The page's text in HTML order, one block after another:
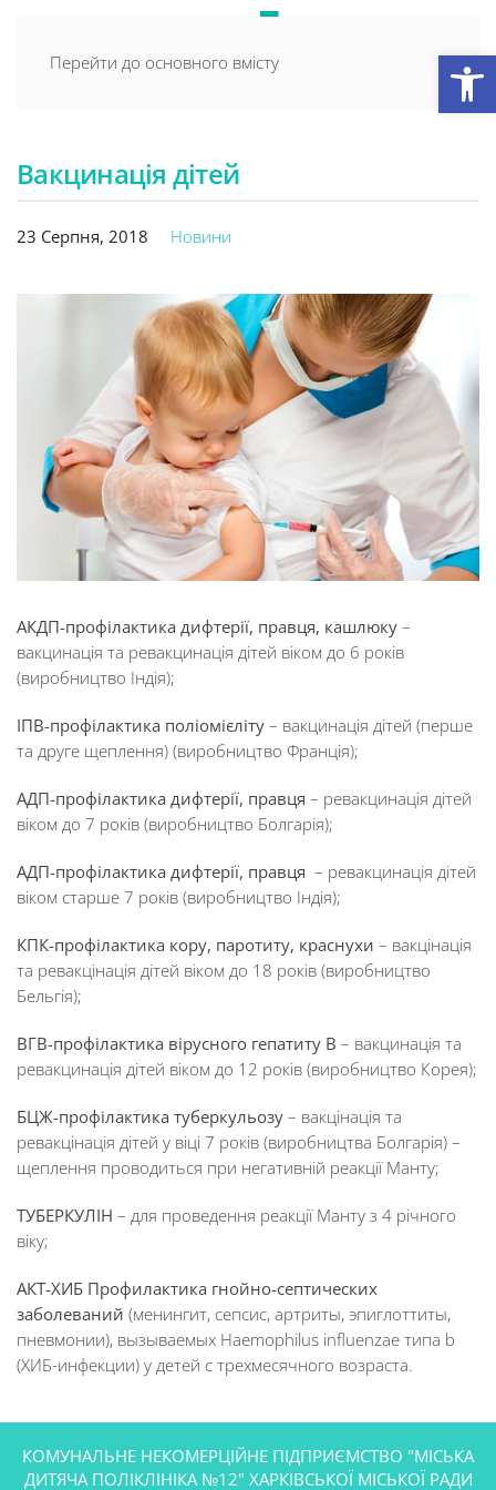
Перейти до основного вмісту
Вакцинація дітей
23 Серпня, 2018 Новини
АКДП-профілактика дифтерії, правця, кашлюку –
вакцинація та ревакцинація дітей віком до 6 років
(виробництво Індія);
ІПВ-профілактика поліомієліту – вакцинація дітей (перше
та друге щеплення) (виробництво Франція);
АДП-профілактика дифтерії, правця – ревакцинація дітей
віком до 7 років (виробництво Болгарія);
АДП-профілактика дифтерії, правця – ревакцинація дітей
віком старше 7 років (виробництво Індія);
КПК-профілактика кору, паротиту, краснухи – вакцінація
та ревакцінація дітей віком до 18 років (виробництво
Бельгія);
ВГВ-профілактика вірусного гепатиту В – вакцинація та
ревакцинація дітей віком до 12 років (виробництво Корея);
БЦЖ-профілактика туберкульозу – вакцінація та
ревакцінація дітей у віці 7 років (виробництва Болгарія) –
щеплення проводиться при негативній реакції Манту;
ТУБЕРКУЛІН – для проведення реакції Манту з 4 річного
віку;
АКТ-ХИБ Профилактика гнойно-септических
заболеваний (менингит, сепсис, артриты, эпиглоттиты,
пневмонии), вызываемых Haemophilus influenzae типа b
(ХИБ-инфекции) у детей с трехмесячного возраста.
КОМУНАЛЬНЕ НЕКОМЕРЦІЙНЕ ПІДПРИЄМСТВО "МІСЬКА
ДИТЯЧА ПОЛІКЛІНІКА №12" ХАРКІВСЬКОЇ МІСЬКОЇ РАДИ